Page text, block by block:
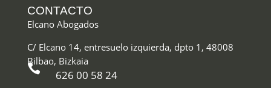
CONTACTO
Elcano Abogados
C/ Elcano 14, entresuelo izquierda, dpto 1, 48008
Bilbao, Bizkaia
 626 00 58 24